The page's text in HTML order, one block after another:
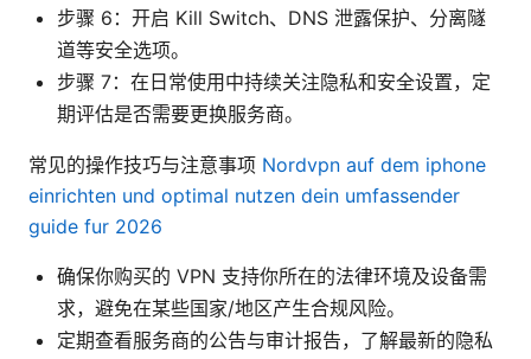
步骤 6：开启 Kill Switch、DNS 泄露保护、分离隧
道等安全选项。
步骤 7：在日常使用中持续关注隐私和安全设置，定
期评估是否需要更换服务商。
常见的操作技巧与注意事项 Nordvpn auf dem iphone
einrichten und optimal nutzen dein umfassender
guide fur 2026
确保你购买的 VPN 支持你所在的法律环境及设备需
求，避免在某些国家/地区产生合规风险。
定期查看服务商的公告与审计报告，了解最新的隐私